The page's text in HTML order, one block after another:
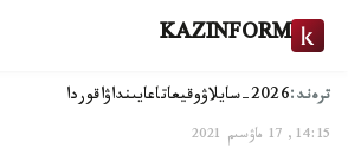
KAZINFORM
ترەند:2026-سايلاۋ وقيعاتاعايىنداۋاقوردا
14:15, 17 ماۋسىم 2021